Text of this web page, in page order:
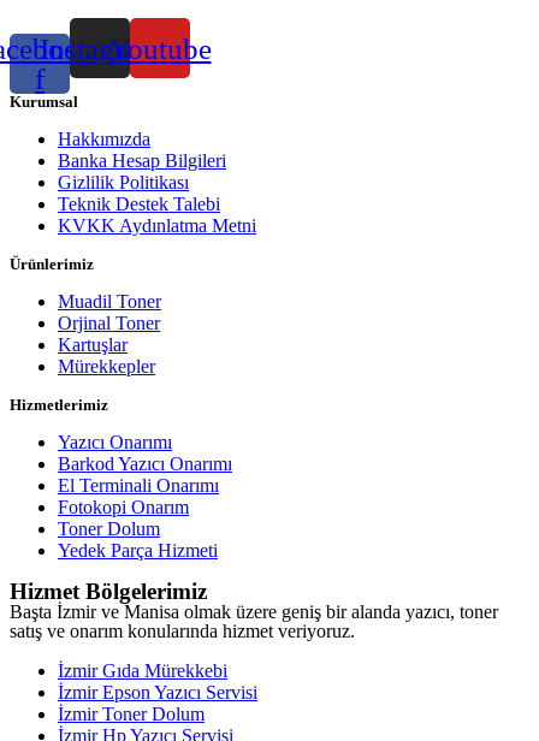
f
InstagramYoutube
Kurumsal
Hakkımızda
Banka Hesap Bilgileri
Gizlilik Politikası
Teknik Destek Talebi
KVKK Aydınlatma Metni
Ürünlerimiz
Muadil Toner
Orjinal Toner
Kartuşlar
Mürekkepler
Hizmetlerimiz
Yazıcı Onarımı
Barkod Yazıcı Onarımı
El Terminali Onarımı
Fotokopi Onarım
Toner Dolum
Yedek Parça Hizmeti
Hizmet Bölgelerimiz
Başta İzmir ve Manisa olmak üzere geniş bir alanda yazıcı, toner
satış ve onarım konularında hizmet veriyoruz.
İzmir Gıda Mürekkebi
İzmir Epson Yazıcı Servisi
İzmir Toner Dolum
İzmir Hp Yazıcı Servisi